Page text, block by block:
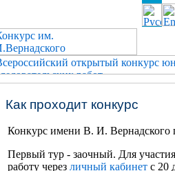
Как проходит конкурс
Конкурс имени В. И. Вернадского
Первый тур - заочный. Для
работу через личный кабинет с 20